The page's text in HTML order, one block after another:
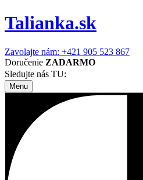
Talianka.sk
Zavolajte nám: +421 905 523 867
Doručenie ZADARMO
Sledujte nás TU:
Menu